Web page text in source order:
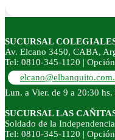
SUCURSAL
Av. Elcano 3450, CABA,
Tel: 0810-345-1120 | Opción
Lun. a Vier. de 9 a 20:30 hs.
SUCURSAL LAS
Soldado de la
Tel: 0810-345-1120 |